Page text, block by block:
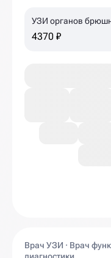
УЗИ органов
4370 ₽
Врач УЗИ · Врач